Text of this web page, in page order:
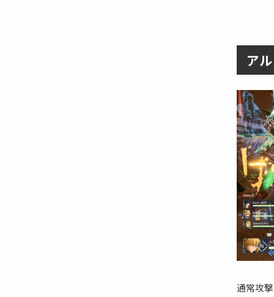
ア
通常攻